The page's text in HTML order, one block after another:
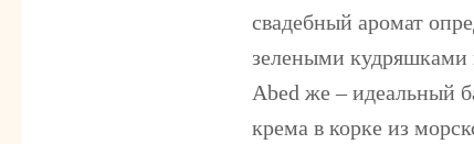
свадебный аромат
зелеными кудряшками
Abed же – идеальный
крема в корке из